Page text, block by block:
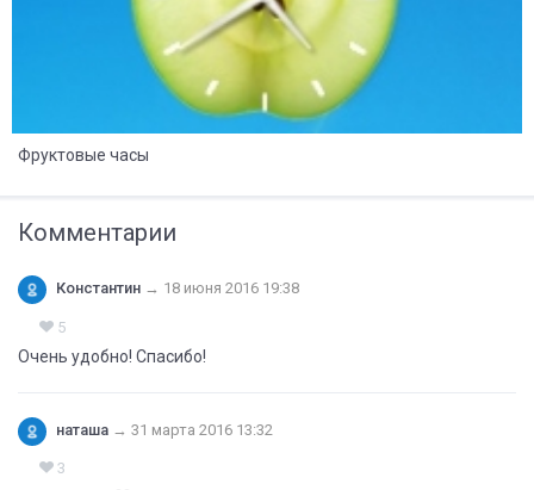
Фруктовые часы
Комментарии
Константин → 18 июня 2016 19:38
5
Очень удобно! Спасибо!
наташа → 31 марта 2016 13:32
3